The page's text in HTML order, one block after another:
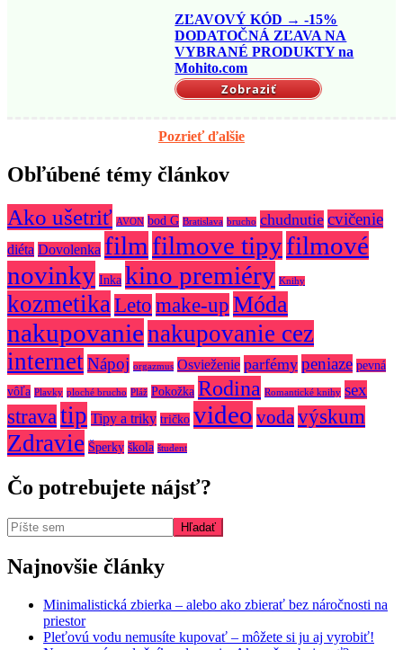
ZĽAVOVÝ KÓD → -15%
DODATOČNÁ ZĽAVA NA
VYBRANÉ PRODUKTY na
Mohito.com
Zobraziť
Pozrieť ďalšie
Obľúbené témy článkov
Ako ušetriť AVON bod G Bratislava brucho chudnutie cvičenie
diéta Dovolenka filmfilmove tipyfilmové
novinky Inka kino premiéry Knihy
kozmetikaLeto make-upMóda
nakupovanienakupovanie cez
internetNápoj orgazmus Osvieženie parfémy peniaze pevná
vôľa Plavky ploché brucho Pláž Pokožka Rodina Romantické knihy sex
stravatip Tipy a triky tričko video vodavýskum
Zdravie Šperky škola študent
Čo potrebujete nájsť?
Najnovšie články
Minimalistická zbierka – alebo ako zbierať bez náročnosti na
priestor
Pleťovú vodu nemusíte kupovať – môžete si ju aj vyrobiť!